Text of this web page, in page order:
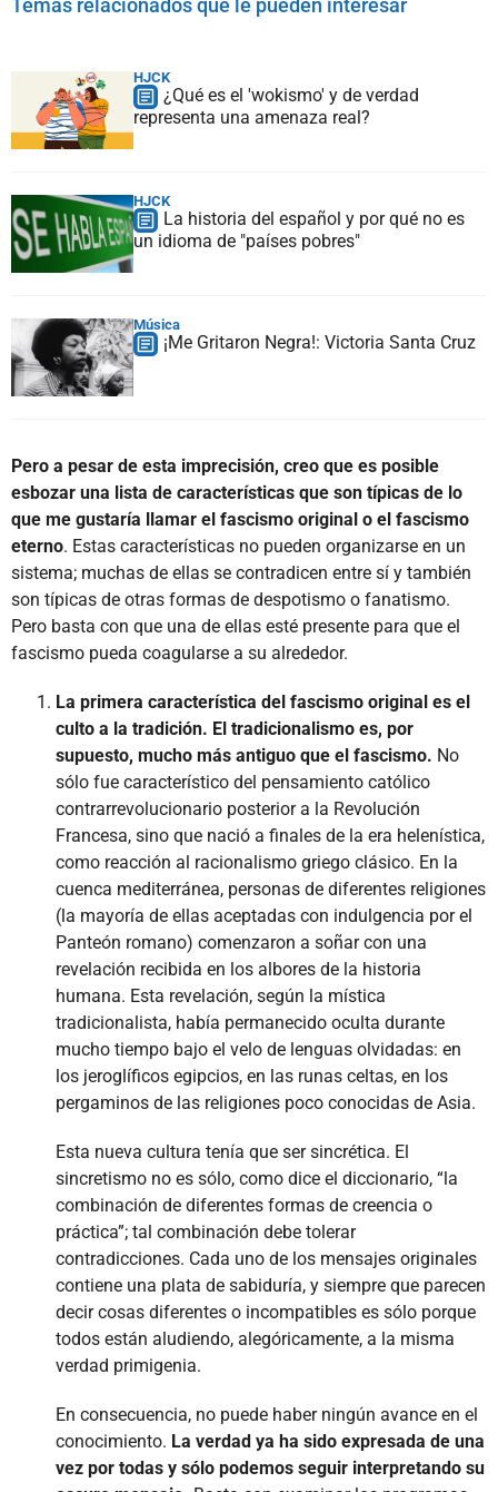
HJCK
¿Qué es el 'wokismo' y de verdad
representa una amenaza real?
HJCK
La historia del español y por qué no es
un idioma de "países pobres"
Música
¡Me Gritaron Negra!: Victoria Santa Cruz
Pero a pesar de esta imprecisión, creo que es posible
esbozar una lista de características que son típicas de lo
que me gustaría llamar el fascismo original o el fascismo
eterno. Estas características no pueden organizarse en un
sistema; muchas de ellas se contradicen entre sí y también
son típicas de otras formas de despotismo o fanatismo.
Pero basta con que una de ellas esté presente para que el
fascismo pueda coagularse a su alrededor.
La primera característica del fascismo original es el
culto a la tradición. El tradicionalismo es, por
supuesto, mucho más antiguo que el fascismo. No
sólo fue característico del pensamiento católico
contrarrevolucionario posterior a la Revolución
Francesa, sino que nació a finales de la era helenística,
como reacción al racionalismo griego clásico. En la
cuenca mediterránea, personas de diferentes religiones
(la mayoría de ellas aceptadas con indulgencia por el
Panteón romano) comenzaron a soñar con una
revelación recibida en los albores de la historia
humana. Esta revelación, según la mística
tradicionalista, había permanecido oculta durante
mucho tiempo bajo el velo de lenguas olvidadas: en
los jeroglíficos egipcios, en las runas celtas, en los
pergaminos de las religiones poco conocidas de Asia.
Esta nueva cultura tenía que ser sincrética. El
sincretismo no es sólo, como dice el diccionario, “la
combinación de diferentes formas de creencia o
práctica”; tal combinación debe tolerar
contradicciones. Cada uno de los mensajes originales
contiene una plata de sabiduría, y siempre que parecen
decir cosas diferentes o incompatibles es sólo porque
todos están aludiendo, alegóricamente, a la misma
verdad primigenia.
En consecuencia, no puede haber ningún avance en el
conocimiento. La verdad ya ha sido expresada de una
vez por todas y sólo podemos seguir interpretando su